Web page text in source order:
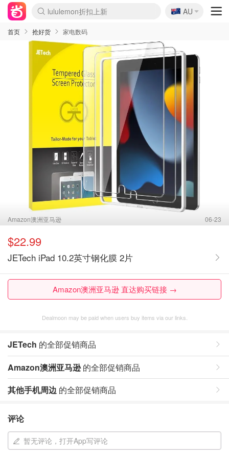
lululemon折扣上新
Sasa美妆护肤3.5折
SSENSE年中3折
FreshBeauty好价汇总
Cettire降价+叠9折
Farfetch折上8折
WWS Coles超市实拍
viagogo二手票捡漏
Myer清仓1折起
The Outnet奢牌1折起
David Jones 3折起
Flannels大牌1折
Perfumes Club护肤1折
AMIRO返校季6.2折
Oweek抽奖送Airpods
Amazon折扣汇总
eToro入金$200送$50
Amazon数码好物
ICONIC本周7.5折
ThedoubleF高奢地板价
Moose Knuckles 6折
丝芙兰5折起
EUFY官网3.7折起
Selenichast首饰2折
Trip机票酒店促销
YSL送5件彩妆礼
Amazon家居好物
BIGBANG巡演开票
David Jones时尚3折
Amazon美妆护肤
雅漾大喷$8
过敏原检测盒$33
伊索独家赠50ml沐浴露
科颜氏清仓3折
SEALIFE海洋馆门票6折
丝塔芙大白罐$16
订阅Newsletter送香薰
Cult Beauty 6.8折
Harrods圣诞日历2.3折
LN-CC奢牌私促3折
d'Alba空姐喷雾$16
EVE LOM套装逆天2折
Bernardelli独家4折
Adore Beauty 6折起
CT圣诞日历
Mytheresa奢品2.7折
Luxury Escapes 9折
Currentbody美容仪9折
卡诗9折+赠4件礼
MOON Garden Live
ALLSAINTS美衣3折
Roborock扫地机3.7折
Tingo Life水杯$24
Valentino官网5折
CR洗发护发6.3折
🇦🇺
AU
首页 抢好货 家电数码
Amazon澳洲亚马逊 06-23
$22.99
JETech iPad 10.2英寸钢化膜 2片
Amazon澳洲亚马逊 直达购买链接 →
Dealmoon may be paid when users buy items via our links.
JETech 的全部促销商品
Amazon澳洲亚马逊的全部促销商品
其他手机周边 的全部促销商品
评论
暂无评论，打开App写评论